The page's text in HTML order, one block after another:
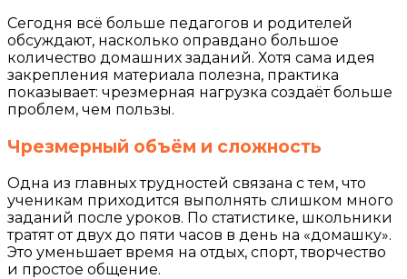
Сегодня всё больше педагогов и родителей
обсуждают, насколько оправдано большое
количество домашних заданий. Хотя сама идея
закрепления материала полезна, практика
показывает: чрезмерная нагрузка создаёт больше
проблем, чем пользы.
Чрезмерный объём и сложность
Одна из главных трудностей связана с тем, что
ученикам приходится выполнять слишком много
заданий после уроков. По статистике, школьники
тратят от двух до пяти часов в день на «домашку».
Это уменьшает время на отдых, спорт, творчество
и простое общение.